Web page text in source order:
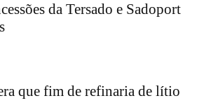
da Tersado e Sadoport
que fim de refinaria de lítio